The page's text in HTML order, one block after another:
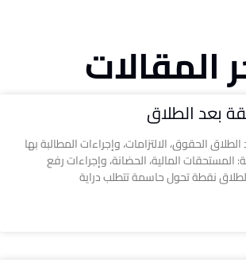
المقالات
بعد الطلاق
الحقوق، الالتزامات، وإجراءات المطالبة بها
المالية، الحضانة، وإجراءات رفع
نقطة تحول حاسمة تتطلب دراية